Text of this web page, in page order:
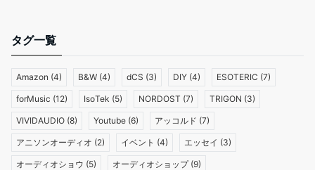
タグ一覧
Amazon (4) B&W (4) dCS (3) DIY (4) ESOTERIC (7)
forMusic (12) IsoTek (5) NORDOST (7) TRIGON (3)
VIVIDAUDIO (8) Youtube (6) アッコルド (7)
アニソンオーディオ (2) イベント (4) エッセイ (3)
オーディオショウ (5) オーディオショップ(9)